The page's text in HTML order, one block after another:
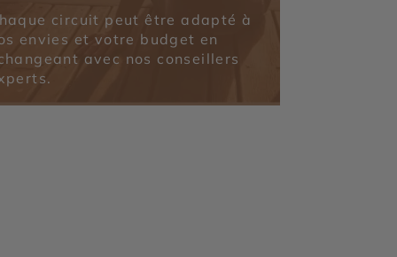
circuit peut être adapté à
envies et votre budget en
avec nos conseillers